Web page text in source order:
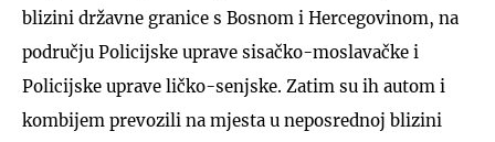
blizini državne granice s Bosnom i Hercegovinom, na
području Policijske uprave sisačko-moslavačke i
Policijske uprave ličko-senjske. Zatim su ih autom i
kombijem prevozili na mjesta u neposrednoj blizini